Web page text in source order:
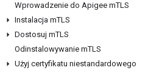
Wprowadzenie do Apigee mTLS
Instalacja mTLS
Dostosuj mTLS
Odinstalowywanie mTLS
Użyj certyfikatu niestandardowego